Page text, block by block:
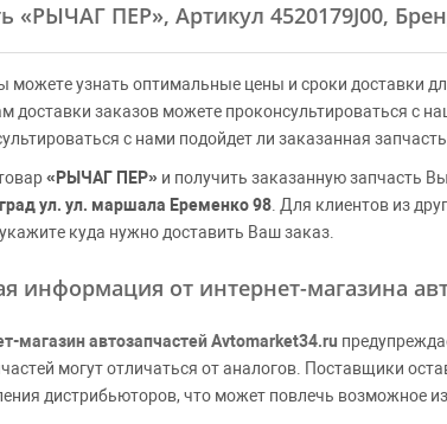
«РЫЧАГ ПЕР», Артикул 4520179J00,
можете узнать оптимальные цены и сроки доставки
доставки заказов можете проконсультироваться с
с нами подойдет ли заказанная
«РЫЧАГ ПЕР» и получить заказанную запчасть
ул. ул. маршала Еременко 98 . Для клиентов из
куда нужно доставить Ваш заказ.
информация от интернет-магазина
магазин автозапчастей Avtomarket34.ru
могут отличаться от аналогов. Поставщики
дистрибьюторов, что может повлечь возможное